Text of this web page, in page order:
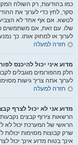
כמו בהודעות, רק השולח
סקר, לחץ כדי לערוך את
לנושא. אם אף אחד לא
שלו. עם זאת, אם משתמשים
לערוך או למחוק אותו. כך
חזרה למעלה
מדוע איני יכול להיכנס
חלק מהפורומים מוגבלים
לערוך אתה צריך גישות
חזרה למעלה
מדוע אני לא יכול לצרף
הרשאות צירוף קבצים
הראשי של המערכת יכול לא
שרק קבוצות מסוימות
אינך בטוח מדוע אינך יכול